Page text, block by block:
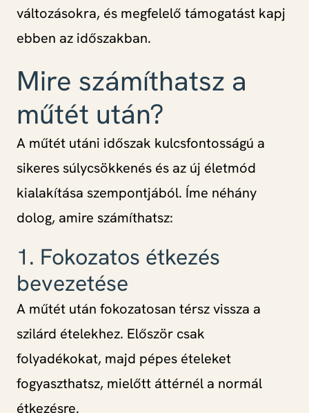
változásokra, és megfelelő támogatást kapj
ebben az időszakban.
Mire számíthatsz a
műtét után?
A műtét utáni időszak kulcsfontosságú a
sikeres súlycsökkenés és az új életmód
kialakítása szempontjából. Íme néhány
dolog, amire számíthatsz:
1. Fokozatos étkezés
bevezetése
A műtét után fokozatosan térsz vissza a
szilárd ételekhez. Először csak
folyadékokat, majd pépes ételeket
fogyaszthatsz, mielőtt áttérnél a normál
étkezésre.